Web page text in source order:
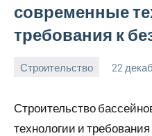
современные
требования к
Строительство 22
svargroup_ru
Строительство
технологии и